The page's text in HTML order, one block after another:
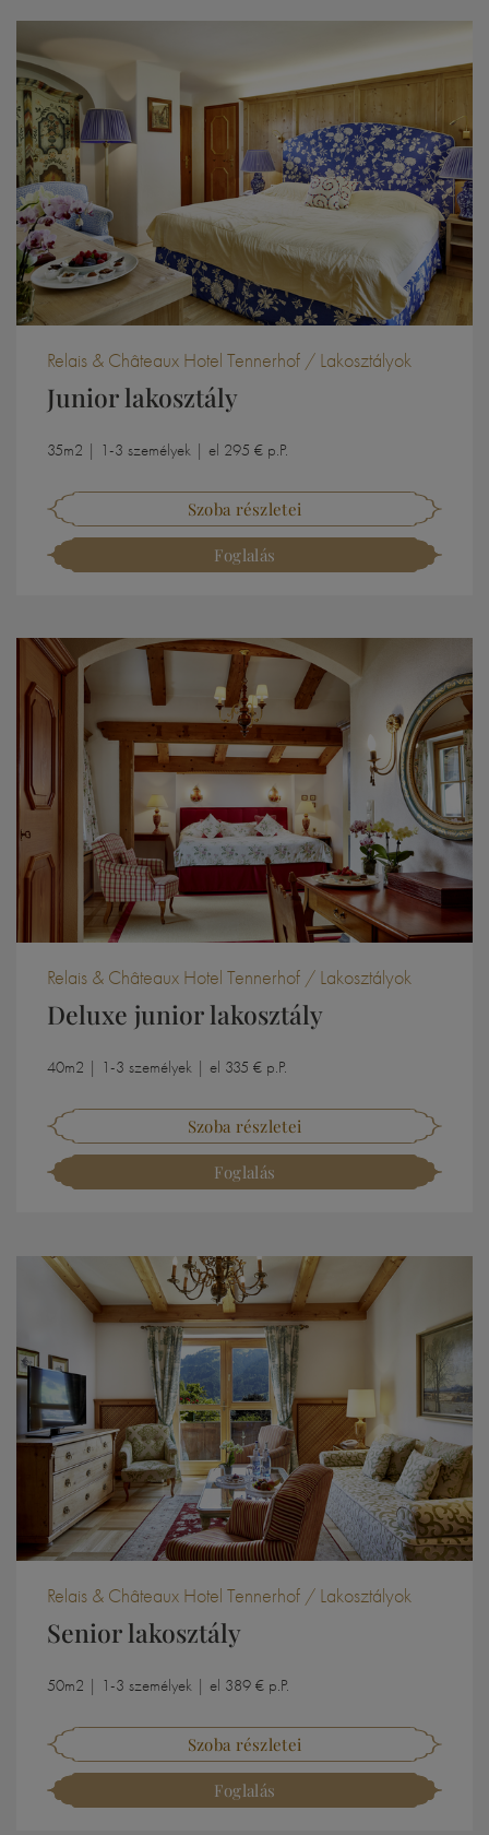
Relais & Châteaux Hotel Tennerhof / Lakosztályok
Junior lakosztály
35m2 | 1-3 személyek | el 295 € p.P.
Szoba részletei
Foglalás
Relais & Châteaux Hotel Tennerhof / Lakosztályok
Deluxe junior lakosztály
40m2 | 1-3 személyek | el 335 € p.P.
Szoba részletei
Foglalás
Relais & Châteaux Hotel Tennerhof / Lakosztályok
Senior lakosztály
50m2 | 1-3 személyek | el 389 € p.P.
Szoba részletei
Foglalás